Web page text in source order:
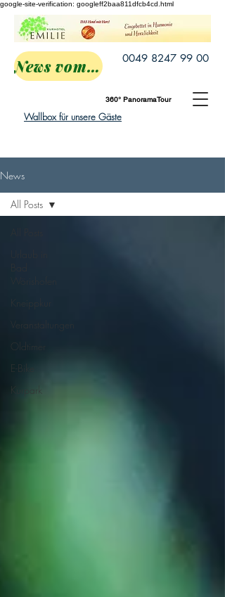
google-site-verification: googleff2baa811dfcb4cd.html
0049 8247 99 00
360° PanoramaTour
News vom Emilie
Wallbox für unsere Gäste
News
Kneippkur
Veranstaltungen
Oldtimer
E-Bike
Kurpark
All Posts